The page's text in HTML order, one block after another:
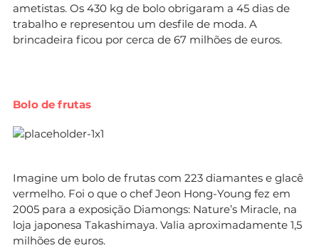
ametistas. Os 430 kg de bolo obrigaram a 45 dias de
trabalho e representou um desfile de moda. A
brincadeira ficou por cerca de 67 milhões de euros.
Bolo de frutas
Imagine um bolo de frutas com 223 diamantes e glacê
vermelho. Foi o que o chef Jeon Hong-Young fez em
2005 para a exposição Diamongs: Nature’s Miracle, na
loja japonesa Takashimaya. Valia aproximadamente 1,5
milhões de euros.